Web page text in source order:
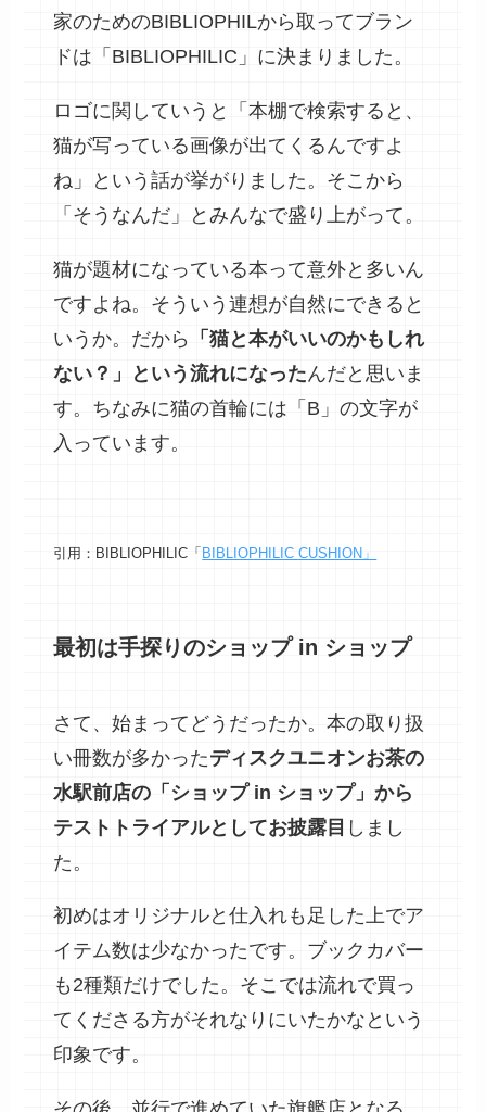
家のためのBIBLIOPHILから取ってブラン
ドは「BIBLIOPHILIC」に決まりました。
ロゴに関していうと「本棚で検索すると、
猫が写っている画像が出てくるんですよ
ね」という話が挙がりました。そこから
「そうなんだ」とみんなで盛り上がって。
猫が題材になっている本って意外と多いん
ですよね。そういう連想が自然にできると
いうか。だから 「猫と本がいいのかもしれ
ない？」という流れになったんだと思いま
す。ちなみに猫の首輪には「B」の文字が
入っています。
引用：BIBLIOPHILIC「 BIBLIOPHILIC CUSHION」
最初は手探りのショップ in ショップ
さて、始まってどうだったか。本の取り扱
い冊数が多かったディスクユニオンお茶の
水駅前店の「ショップ in ショップ」から
テストトライアルとしてお披露目 しまし
た。
初めはオリジナルと仕入れも足した上でア
イテム数は少なかったです。ブックカバー
も2種類だけでした。そこでは流れで買っ
てくださる方がそれなりにいたかなという
印象です。